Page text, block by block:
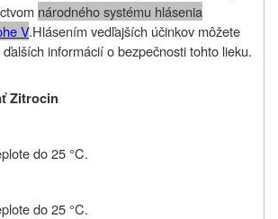
národného systému hlásenia
V.Hlásením vedľajších účinkov môžete
informácií o bezpečnosti tohto lieku.
Zitrocin
do 25 °C.
do 25 °C.